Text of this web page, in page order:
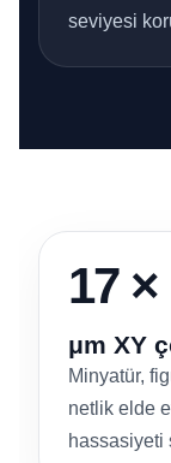
seviyesi
17 ×
μm XY
Minyatür,
netlik elde
hassasiyeti